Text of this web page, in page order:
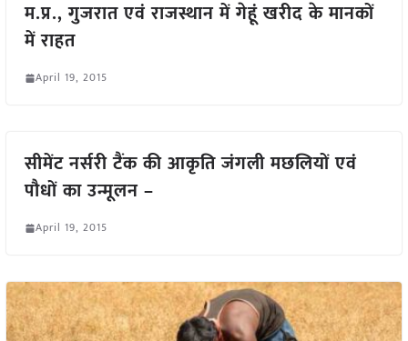
म.प्र., गुजरात एवं राजस्थान में गेहूं खरीद के मानकों
में राहत
April 19, 2015
सीमेंट नर्सरी टैंक की आकृति जंगली मछलियों एवं
पौधों का उन्मूलन –
April 19, 2015